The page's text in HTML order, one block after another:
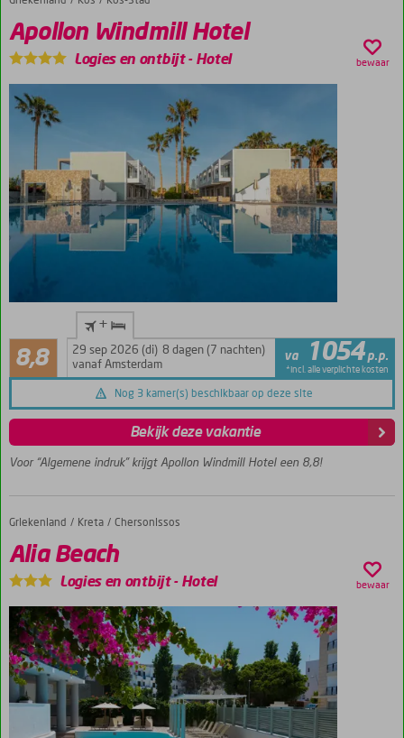
Apollon Windmill Hotel
Logies en ontbijt- Hotel bewaar
km
van
Kos-
strand
met
In de winter
2017-2018
gerenoveerd
8,8
Aanrader
127
+
29 sep 2026 (di) 8 dagen (7 nachten)
vanaf Amsterdam
va 1054 p.p.
*incl. alle verplichte kosten
Nog 3 kamer(s) beschikbaar op deze site
Voor “Algemene indruk” krijgt Apollon Windmill Hotel een 8,8!
Bekijk deze vakantie
Home
Griekenland Kreta Chersonissos
Alia Beach
Alia Beach
Logies en ontbijt- Hotel bewaar